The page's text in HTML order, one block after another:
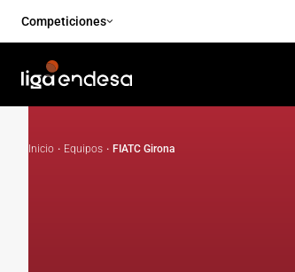
Competiciones
Inicio · Equipos · FIATC Girona